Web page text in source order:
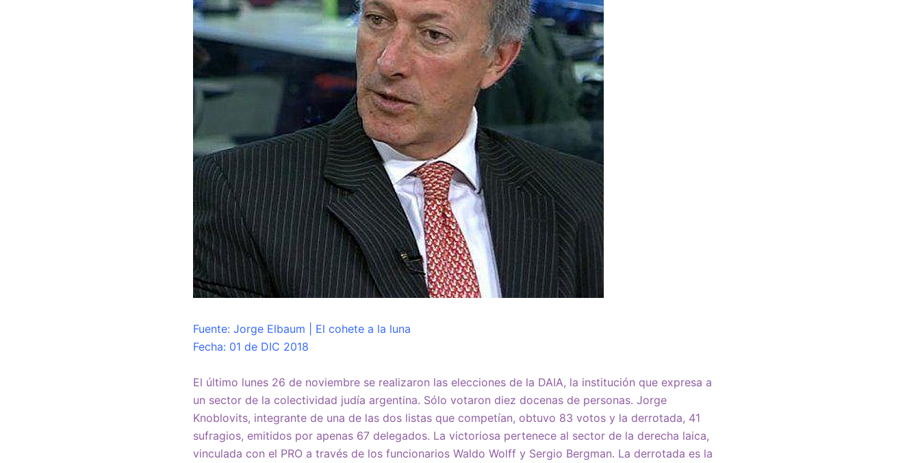
Fuente: Jorge Elbaum | El cohete a la luna
Fecha: 01 de DIC 2018
El último lunes 26 de noviembre se realizaron las elecciones de la DAIA, la institución que expresa a
un sector de la colectividad judía argentina. Sólo votaron diez docenas de personas. Jorge
Knoblovits, integrante de una de las dos listas que competían, obtuvo 83 votos y la derrotada, 41
sufragios, emitidos por apenas 67 delegados. La victoriosa pertenece al sector de la derecha laica,
vinculada con el PRO a través de los funcionarios Waldo Wolff y Sergio Bergman. La derrotada es la